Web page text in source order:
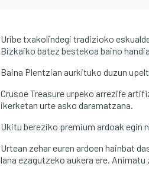
Uribe txakolindegi tradizioko
Bizkaiko batez bestekoa baino
Baina Plentzian aurkituko duzun
Crusoe Treasure urpeko arrezife
ikerketan urte asko daramatzana.
Ukitu bereziko premium ardoak egin
Urtean zehar euren ardoen hainbat
lana ezagutzeko aukera ere.